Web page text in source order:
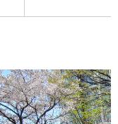
룸
리센터